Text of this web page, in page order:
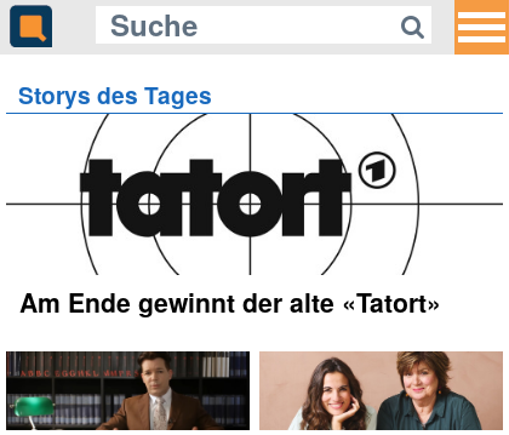
Storys des Tages
Am Ende gewinnt der alte «Tatort»